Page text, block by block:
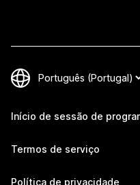
Início de sessão de
Termos de serviço
Política de privacidade